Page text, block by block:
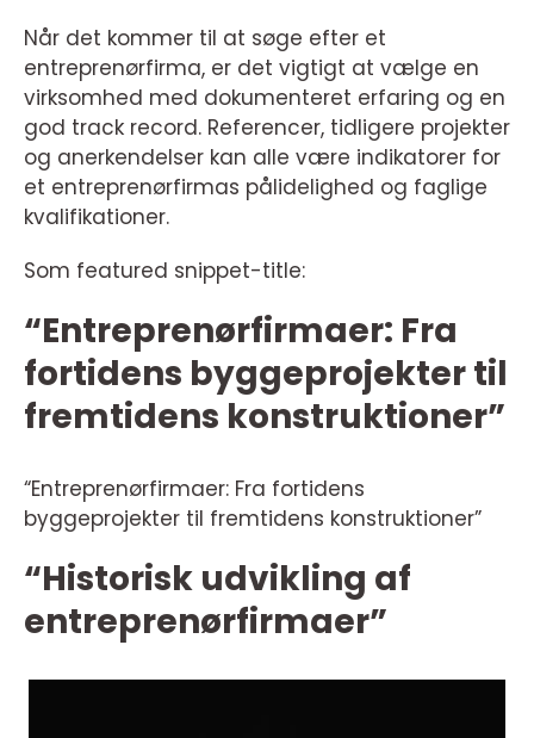
Når det kommer til at søge efter et
entreprenørfirma, er det vigtigt at vælge en
virksomhed med dokumenteret erfaring og en
god track record. Referencer, tidligere projekter
og anerkendelser kan alle være indikatorer for
et entreprenørfirmas pålidelighed og faglige
kvalifikationer.
Som featured snippet-title:
“Entreprenørfirmaer: Fra
fortidens byggeprojekter til
fremtidens konstruktioner”
“Entreprenørfirmaer: Fra fortidens
byggeprojekter til fremtidens konstruktioner”
“Historisk udvikling af
entreprenørfirmaer”